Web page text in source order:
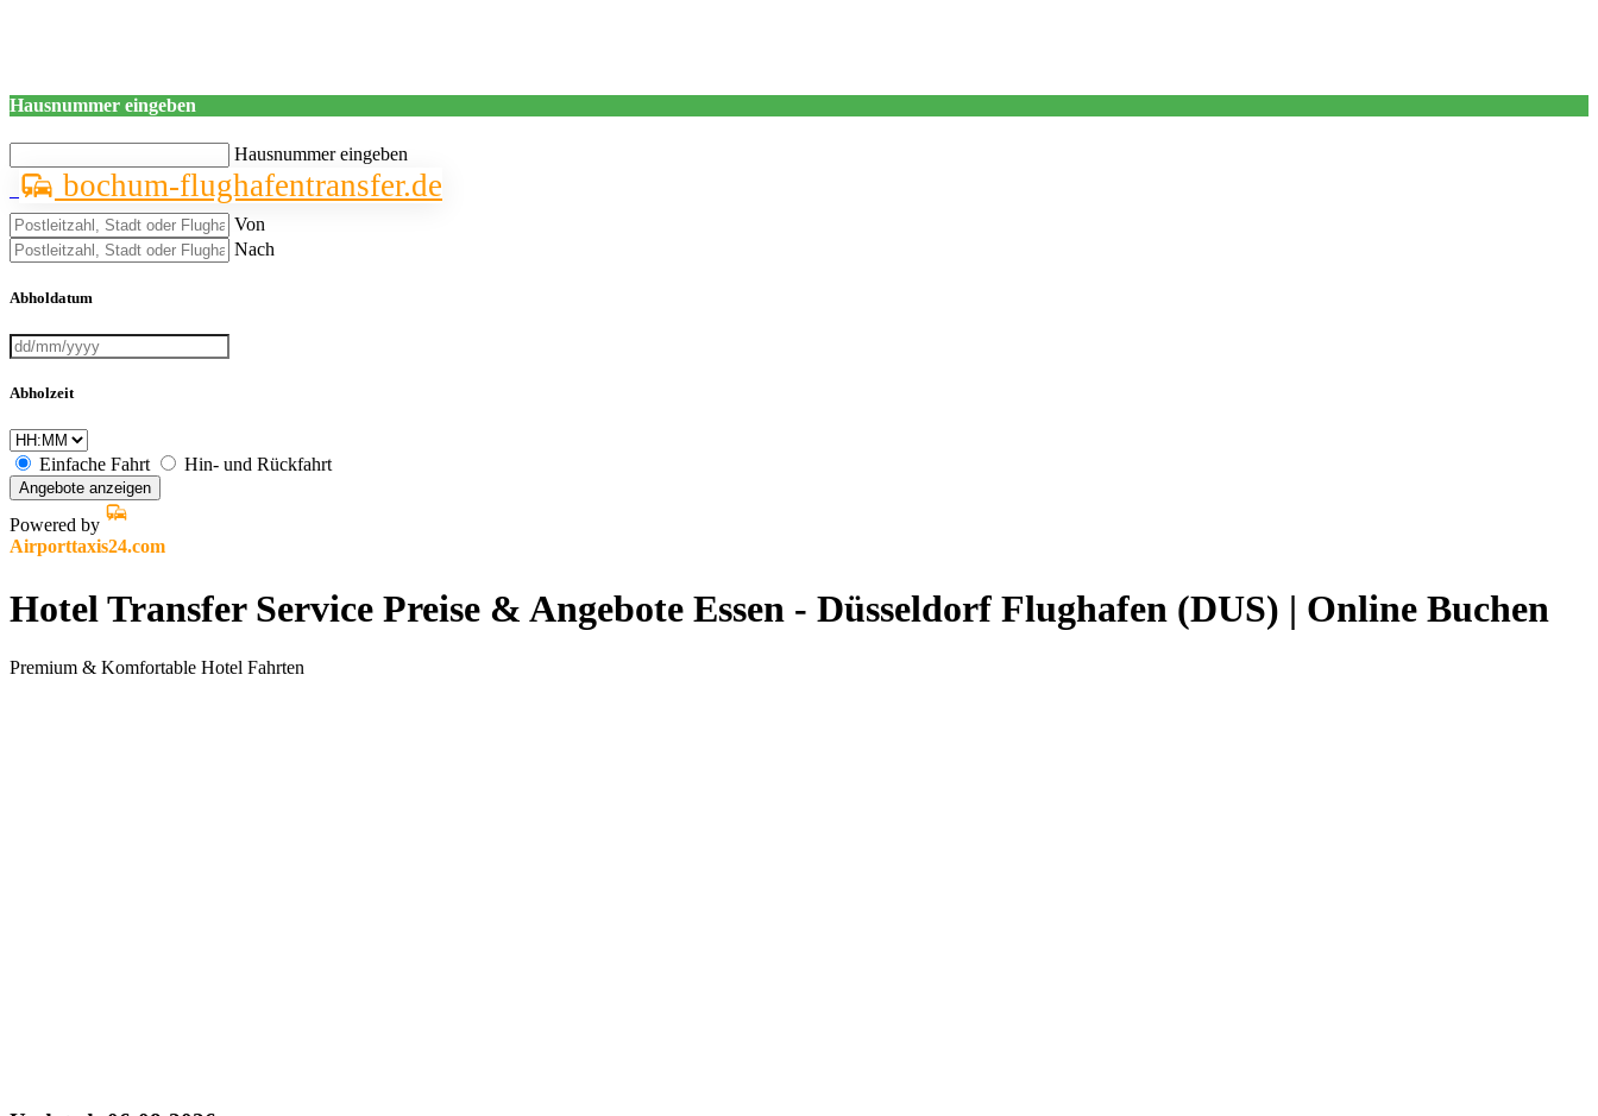
Hausnummer eingeben
Hausnummer eingeben
bochum-flughafentransfer.de
Von
Nach
Abholdatum
Abholzeit
Einfache Fahrt Hin- und Rückfahrt
Angebote anzeigen
Powered by
Airporttaxis24.com
Hotel Transfer Service Preise & Angebote Essen - Düsseldorf Flughafen (DUS) | Online Buchen
Premium & Komfortable Hotel Fahrten